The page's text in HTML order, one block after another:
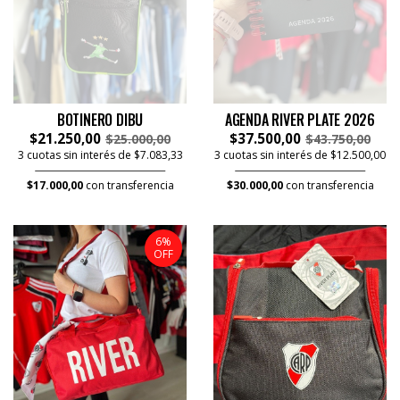
BOTINERO DIBU
$21.250,00 $25.000,00
3 cuotas sin interés de $7.083,33
$17.000,00con transferencia
AGENDA RIVER PLATE 2026
$37.500,00 $43.750,00
3 cuotas sin interés de $12.500,00
$30.000,00con transferencia
6%
OFF